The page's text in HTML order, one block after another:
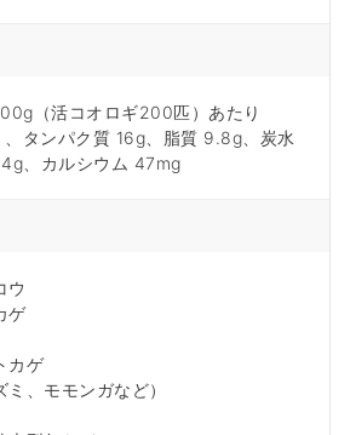
（活コオロギ200匹）あたり
タンパク質 16g、脂質 9.8g、炭水
、カルシウム 47mg
ウ
ゲ
カゲ
、モモンガなど）